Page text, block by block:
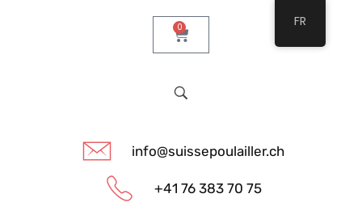
0
info@suissepoulailler.ch
+41 76 383 70 75
FR